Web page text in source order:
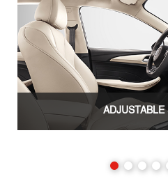
ADJUSTABLE